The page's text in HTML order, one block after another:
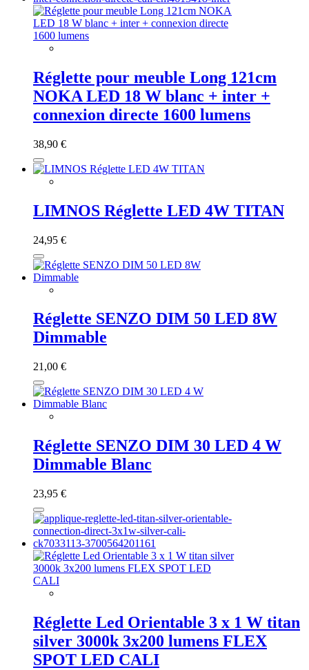
Réglette pour meuble Long 121cm
NOKA LED 18 W blanc + inter +
connexion directe 1600 lumens
38,90 €
LIMNOS Réglette LED 4W TITAN
24,95 €
Réglette SENZO DIM 50 LED 8W
Dimmable
21,00 €
Réglette SENZO DIM 30 LED 4 W
Dimmable Blanc
23,95 €
Réglette Led Orientable 3 x 1 W titan
silver 3000k 3x200 lumens FLEX
SPOT LED CALI